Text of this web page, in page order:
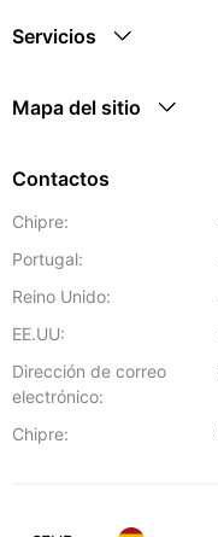
Servicios
Mapa del sitio
Contactos
Chipre:
Portugal:
Reino Unido:
EE.UU:
Dirección de correo
electrónico:
Chipre: